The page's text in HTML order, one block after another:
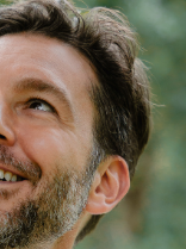
... Une
la valise comme
valise est taillée